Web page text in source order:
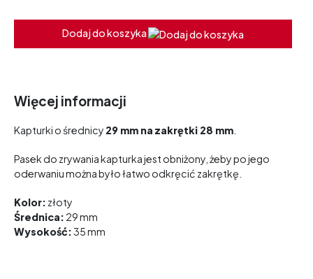
Dodaj do koszyka
Więcej informacji
Kapturki o średnicy 29 mm na zakrętki 28 mm
Pasek do zrywania kapturka jest obniżony, żeby po jego
oderwaniu można było łatwo odkręcić zakrętkę.
Kolor: złoty
Średnica: 29 mm
Wysokość:35 mm